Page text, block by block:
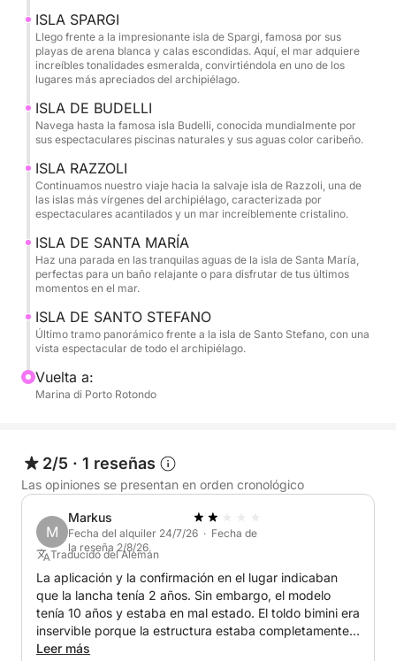
Lo que hace que esta experiencia sea realmente
especial es la libertad absoluta que solo una lancha
auxiliar puede ofrecer. No estás atado a un itinerario
quedarte y qué rincón del paraíso explorar. A
diferencia de las excursiones tradicionales y
concurridas, aquí experimentarás el mar de forma
auténtica, con espacio, silencio y privacidad.
Nuestra lancha auxiliar está diseñada para la
comodidad y la seguridad, permitiéndote llegar a
calas a las que muchos barcos más grandes no
pueden acceder. Navegar entre estas islas significa
sentirse en armonía con la naturaleza, escuchando
solo el sonido de las olas y descubriendo imágenes
que quedarán grabadas en tu memoria. Es una
experiencia perfecta para parejas, familias o grupos
de amigos que desean disfrutar de un día exclusivo
entre algunas de las aguas más hermosas de
Alquilar nuestra lancha auxiliar convierte un simple
día de playa en una auténtica aventura entre las
maravillas del archipiélago. Cada ruta se convierte
en un descubrimiento, cada cala en una historia que
contar. Y cuando el sol comience a ponerse en el
horizonte, regresarás a la costa con la sensación de
haber vivido algo único: la Cerdeña más auténtica,
vista desde el mar. 🌊☀️🚤
El patrón y el combustible no están incluidos en el
ISLA SPARGI
Llego frente a la impresionante isla de Spargi, famosa por sus
playas de arena blanca y calas escondidas. Aquí, el mar adquiere
increíbles tonalidades esmeralda, convirtiéndola en uno de los
lugares más apreciados del archipiélago.
ISLA DE BUDELLI
Navega hasta la famosa isla Budelli, conocida mundialmente por
sus espectaculares piscinas naturales y sus aguas color caribeño.
ISLA RAZZOLI
Continuamos nuestro viaje hacia la salvaje isla de Razzoli, una de
las islas más vírgenes del archipiélago, caracterizada por
espectaculares acantilados y un mar increíblemente cristalino.
ISLA DE SANTA MARÍA
Haz una parada en las tranquilas aguas de la isla de Santa María,
perfectas para un baño relajante o para disfrutar de tus últimos
momentos en el mar.
ISLA DE SANTO STEFANO
Último tramo panorámico frente a la isla de Santo Stefano, con una
vista espectacular de todo el archipiélago.
Vuelta a:
Marina di Porto Rotondo
2/5 · 1 reseñas
Las opiniones se presentan en orden cronológico
M
Markus
Fecha del alquiler 24/7/26 · Fecha de
la reseña 2/8/26
Traducido del Alemán
La aplicación y la confirmación en el lugar indicaban
que la lancha tenía 2 años. Sin embargo, el modelo
tenía 10 años y estaba en mal estado. El toldo bimini era
inservible porque la estructura estaba completamente
oxidada y la cubierta estaba agrietada. No tenía
Leer más